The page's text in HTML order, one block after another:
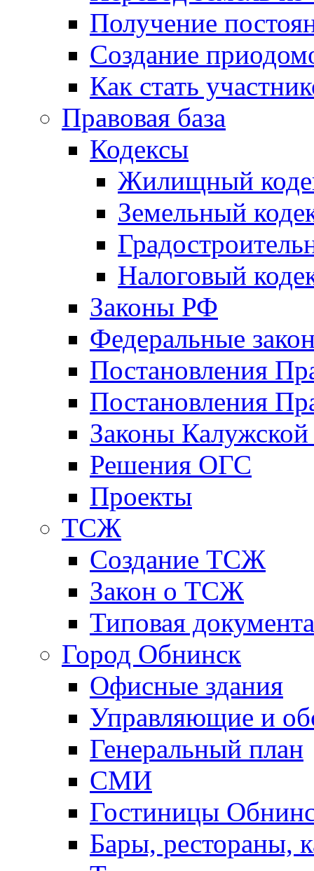
Получение
Создание
Как стать
Правовая база
Кодексы
Жилищный
Земельный
Налоговый
Законы РФ
Федеральные
Постановления
Постановления
Законы Калужской
Решения ОГС
Проекты
ТСЖ
Создание ТСЖ
Закон о ТСЖ
Типовая
Город Обнинск
Офисные здания
Управляющие и
Генеральный план
СМИ
Гостиницы
Бары, рестораны,